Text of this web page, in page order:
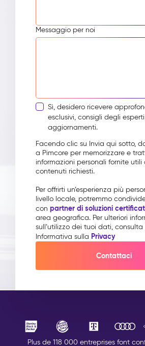
Messaggio per noi
Sì, desidero ricevere
esclusivi, consigli degli
aggiornamenti.
Facendo clic su Invia qui sotto,
a Pimcore per memorizzare e
informazioni personali fornite utili
contenuti richiesti.
Per offrirti un’esperienza più
livello locale, potremmo
con partner di soluzioni
area geografica. Per ulteriori
sull’utilizzo dei tuoi dati,
Informativa sulla Privacy
Plus de 118 000 entreprises font